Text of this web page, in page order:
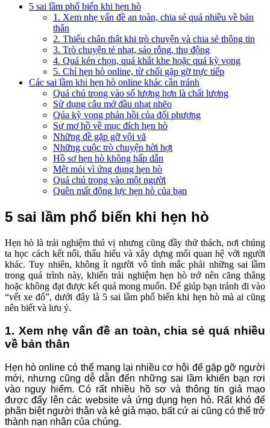
5 sai lầm phổ biến khi hẹn hò
1. Xem nhẹ vấn đề an toàn, chia sẻ quá nhiều về bản
thân
2. Thiếu chân thật khi trò chuyện và chia sẻ thông tin
3. Trò chuyện tẻ nhạt, sáo rỗng, thụ động
4. Quá kén chọn, quá khắt khe hoặc quá kỳ vọng
5. Chỉ hẹn hò online, từ chối gặp gỡ trực tiếp
Các sai lầm khi hẹn hò online khác cần tránh
Quá chú trọng vào số lượng hơn là chất lượng
Sử dụng câu mở đầu nhạt nhẽo
Qúa kỳ vọng phản hồi của đối phương
Sự mơ hồ về mục đích hẹn hò
Những đề gặp gỡ vội vã
Những cuộc trò chuyện hời hợt
Hồ sơ hẹn hò không hấp dẫn
Mệt mỏi vì ứng dụng hẹn hò
Quá chú trọng vào một người
Quên mất động lực hẹn hò của bạn
5 sai lầm phổ biến khi hẹn hò
Hẹn hò là trải nghiệm thú vị nhưng cũng đầy thử thách, nơi chúng
ta học cách kết nối, thấu hiểu và xây dựng mối quan hệ với người
khác. Tuy nhiên, không ít người vô tình mắc phải những sai lầm
trong quá trình này, khiến trải nghiệm hẹn hò trở nên căng thẳng
hoặc không đạt được kết quả mong muốn. Để giúp bạn tránh đi vào
“vết xe đổ”, dưới đây là 5 sai lầm phổ biến khi hẹn hò mà ai cũng
nên biết và lưu ý.
1. Xem nhẹ vấn đề an toàn, chia sẻ quá nhiều
về bản thân
Hẹn hò online có thể mang lại nhiều cơ hội để gặp gỡ người
mới, nhưng cũng dễ dẫn đến những sai lầm khiến bạn rơi
vào nguy hiểm. Có rất nhiều hồ sơ và thông tin giả mạo
được đẩy lên các website và ứng dụng hẹn hò. Rất khó để
phân biệt người thận và kẻ giả mạo, bất cứ ai cũng có thể trở
thành nạn nhân của chúng.